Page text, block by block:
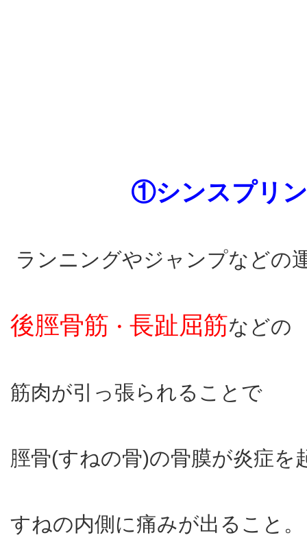
①シンスプリ
ランニングやジャンプなどの
後脛骨筋 ・ 長趾屈筋などの
筋肉が引っ張られることで
脛骨(すねの骨)の骨膜が炎症を
すねの内側に痛みが出ること。